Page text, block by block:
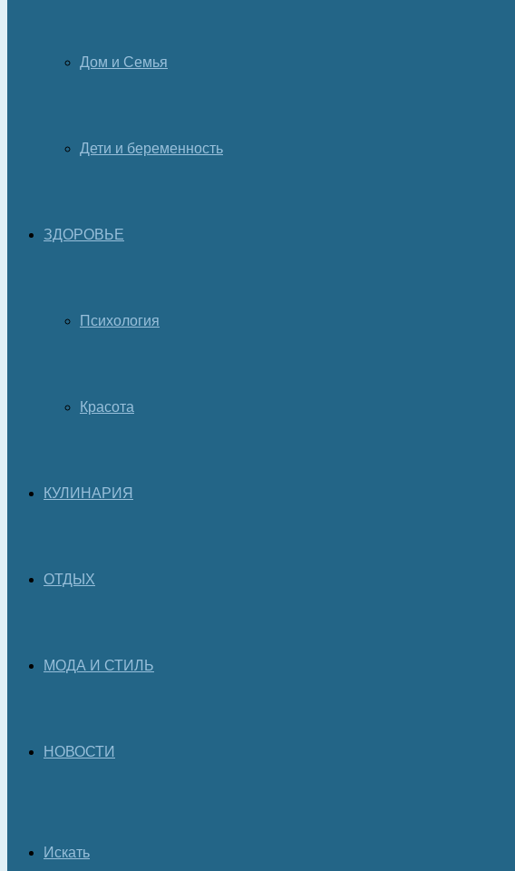
Дом и Семья
Дети и беременность
ЗДОРОВЬЕ
Психология
Красота
КУЛИНАРИЯ
ОТДЫХ
МОДА И СТИЛЬ
НОВОСТИ
Искать